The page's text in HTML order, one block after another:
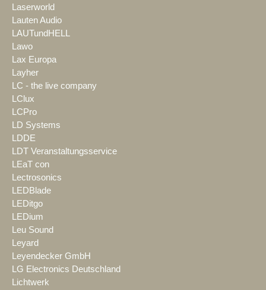
Laserworld
Lauten Audio
LAUTundHELL
Lawo
Lax Europa
Layher
LC - the live company
LClux
LCPro
LD Systems
LDDE
LDT Veranstaltungsservice
LEaT con
Lectrosonics
LEDBlade
LEDitgo
LEDium
Leu Sound
Leyard
Leyendecker GmbH
LG Electronics Deutschland
Lichtwerk